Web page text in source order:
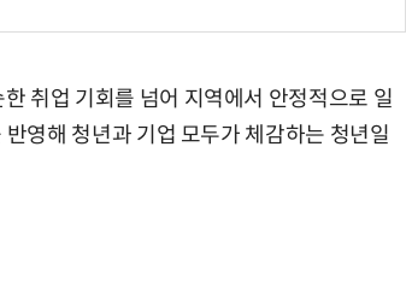
취업 기회를 넘어 지역에서 안정적으로 일
영해 청년과 기업 모두가 체감하는 청년일